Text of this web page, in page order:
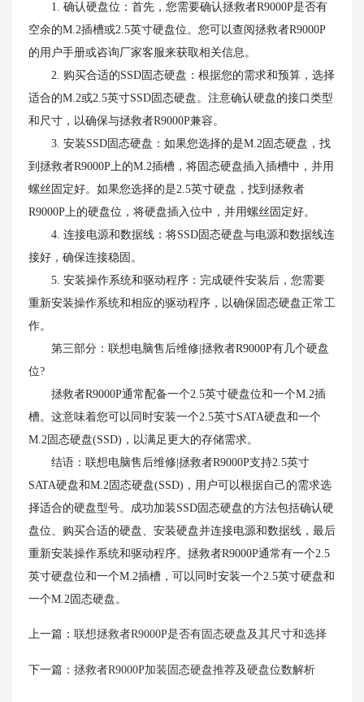
1. 确认硬盘位：首先，您需要确认拯救者R9000P是否有
空余的M.2插槽或2.5英寸硬盘位。您可以查阅拯救者R9000P
的用户手册或咨询厂家客服来获取相关信息。
2. 购买合适的SSD固态硬盘：根据您的需求和预算，选择
适合的M.2或2.5英寸SSD固态硬盘。注意确认硬盘的接口类型
和尺寸，以确保与拯救者R9000P兼容。
3. 安装SSD固态硬盘：如果您选择的是M.2固态硬盘，找
到拯救者R9000P上的M.2插槽，将固态硬盘插入插槽中，并用
螺丝固定好。如果您选择的是2.5英寸硬盘，找到拯救者
R9000P上的硬盘位，将硬盘插入位中，并用螺丝固定好。
4. 连接电源和数据线：将SSD固态硬盘与电源和数据线连
接好，确保连接稳固。
5. 安装操作系统和驱动程序：完成硬件安装后，您需要
重新安装操作系统和相应的驱动程序，以确保固态硬盘正常工
作。
第三部分：联想电脑售后维修|拯救者R9000P有几个硬盘
位?
拯救者R9000P通常配备一个2.5英寸硬盘位和一个M.2插
槽。这意味着您可以同时安装一个2.5英寸SATA硬盘和一个
M.2固态硬盘(SSD)，以满足更大的存储需求。
结语：联想电脑售后维修|拯救者R9000P支持2.5英寸
SATA硬盘和M.2固态硬盘(SSD)，用户可以根据自己的需求选
择适合的硬盘型号。成功加装SSD固态硬盘的方法包括确认硬
盘位、购买合适的硬盘、安装硬盘并连接电源和数据线，最后
重新安装操作系统和驱动程序。拯救者R9000P通常有一个2.5
英寸硬盘位和一个M.2插槽，可以同时安装一个2.5英寸硬盘和
一个M.2固态硬盘。
上一篇： 联想拯救者R9000P是否有固态硬盘及其尺寸和选择
下一篇： 拯救者R9000P加装固态硬盘推荐及硬盘位数解析